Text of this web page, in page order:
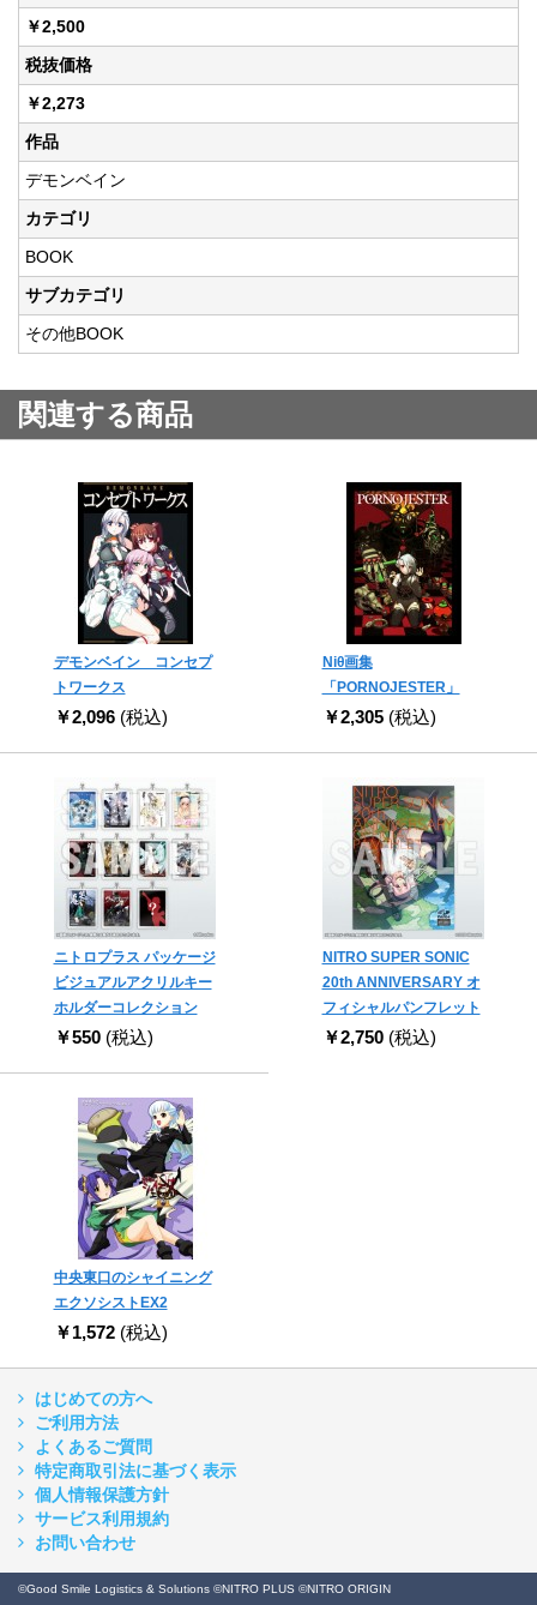
￥2,500
税抜価格
￥2,273
作品
デモンベイン
カテゴリ
BOOK
サブカテゴリ
その他BOOK
関連する商品
デモンベイン コンセプ
トワークス
￥2,096 (税込)
Niθ画集
「PORNOJESTER」
￥2,305 (税込)
ニトロプラス パッケージ
ビジュアルアクリルキー
ホルダーコレクション
￥550 (税込)
NITRO SUPER SONIC
20th ANNIVERSARY オ
フィシャルパンフレット
￥2,750 (税込)
中央東口のシャイニング
エクソシストEX2
￥1,572 (税込)
はじめての方へ
ご利用方法
よくあるご質問
特定商取引法に基づく表示
個人情報保護方針
サービス利用規約
お問い合わせ
©Good Smile Logistics & Solutions ©NITRO PLUS ©NITRO ORIGIN